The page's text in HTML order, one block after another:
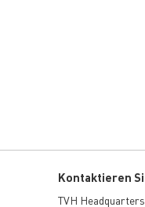
Kontaktieren
TVH Headquarters